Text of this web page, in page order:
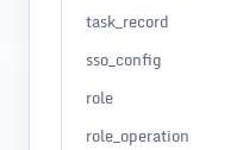
task_record
sso_config
role
role_operation